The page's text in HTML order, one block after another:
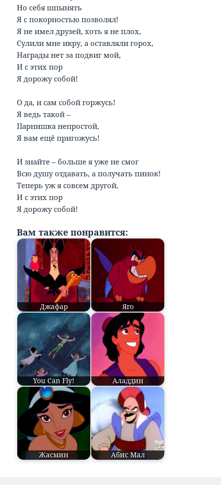
Но себя шпынять
Я с покорностью позволял!
Я не имел друзей, хоть я не плох,
Сулили мне икру, а оставляли горох,
Награды нет за подвиг мой,
И с этих пор
Я дорожу собой!
О да, и сам собой горжусь!
Я ведь такой –
Парнишка непростой,
Я вам ещё пригожусь!
И знайте – больше я уже не смог
Всю душу отдавать, а получать пинок!
Теперь уж я совсем другой,
И с этих пор
Я дорожу собой!
Вам также понравится:
Джафар Яго
You Can Fly! Аладдин
Жасмин Абис Мал